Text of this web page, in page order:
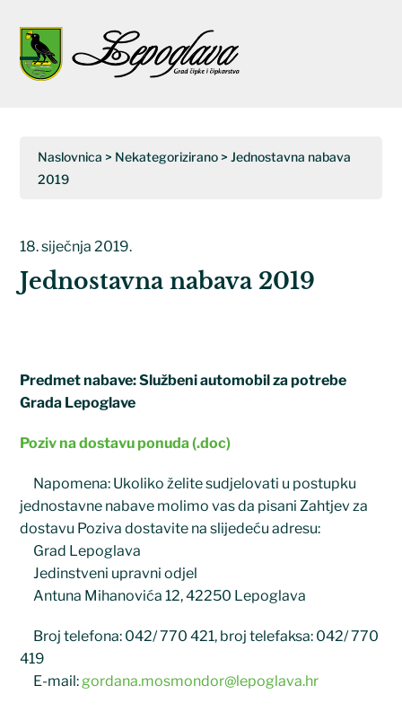
Ova
web
stranica
Open
Close
Naslovnica > Nekategorizirano >Jednostavna nabava
2019
18. siječnja 2019.
Jednostavna nabava 2019
Predmet nabave: Službeni automobil za potrebe
Grada Lepoglave
Poziv na dostavu ponuda (.doc)
Napomena: Ukoliko želite sudjelovati u postupku
jednostavne nabave molimo vas da pisani Zahtjev za
dostavu Poziva dostavite na slijedeću adresu:
Grad Lepoglava
Jedinstveni upravni odjel
Antuna Mihanovića 12, 42250 Lepoglava
Broj telefona: 042/ 770 421, broj telefaksa: 042/ 770
419
E-mail:gordana.mosmondor@lepoglava.hr